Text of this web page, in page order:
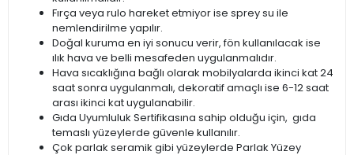
Fırça veya rulo hareket etmiyor ise sprey su ile
nemlendirilme yapılır.
Doğal kuruma en iyi sonucu verir, fön kullanılacak ise
ılık hava ve belli mesafeden uygulanmalıdır.
Hava sıcaklığına bağlı olarak mobilyalarda ikinci kat 24
saat sonra uygulanmalı, dekoratif amaçlı ise 6-12 saat
arası ikinci kat uygulanabilir.
Gıda Uyumluluk Sertifikasına sahip olduğu için, gıda
temaslı yüzeylerde güvenle kullanılır.
Çok parlak seramik gibi yüzeylerde Parlak Yüzey